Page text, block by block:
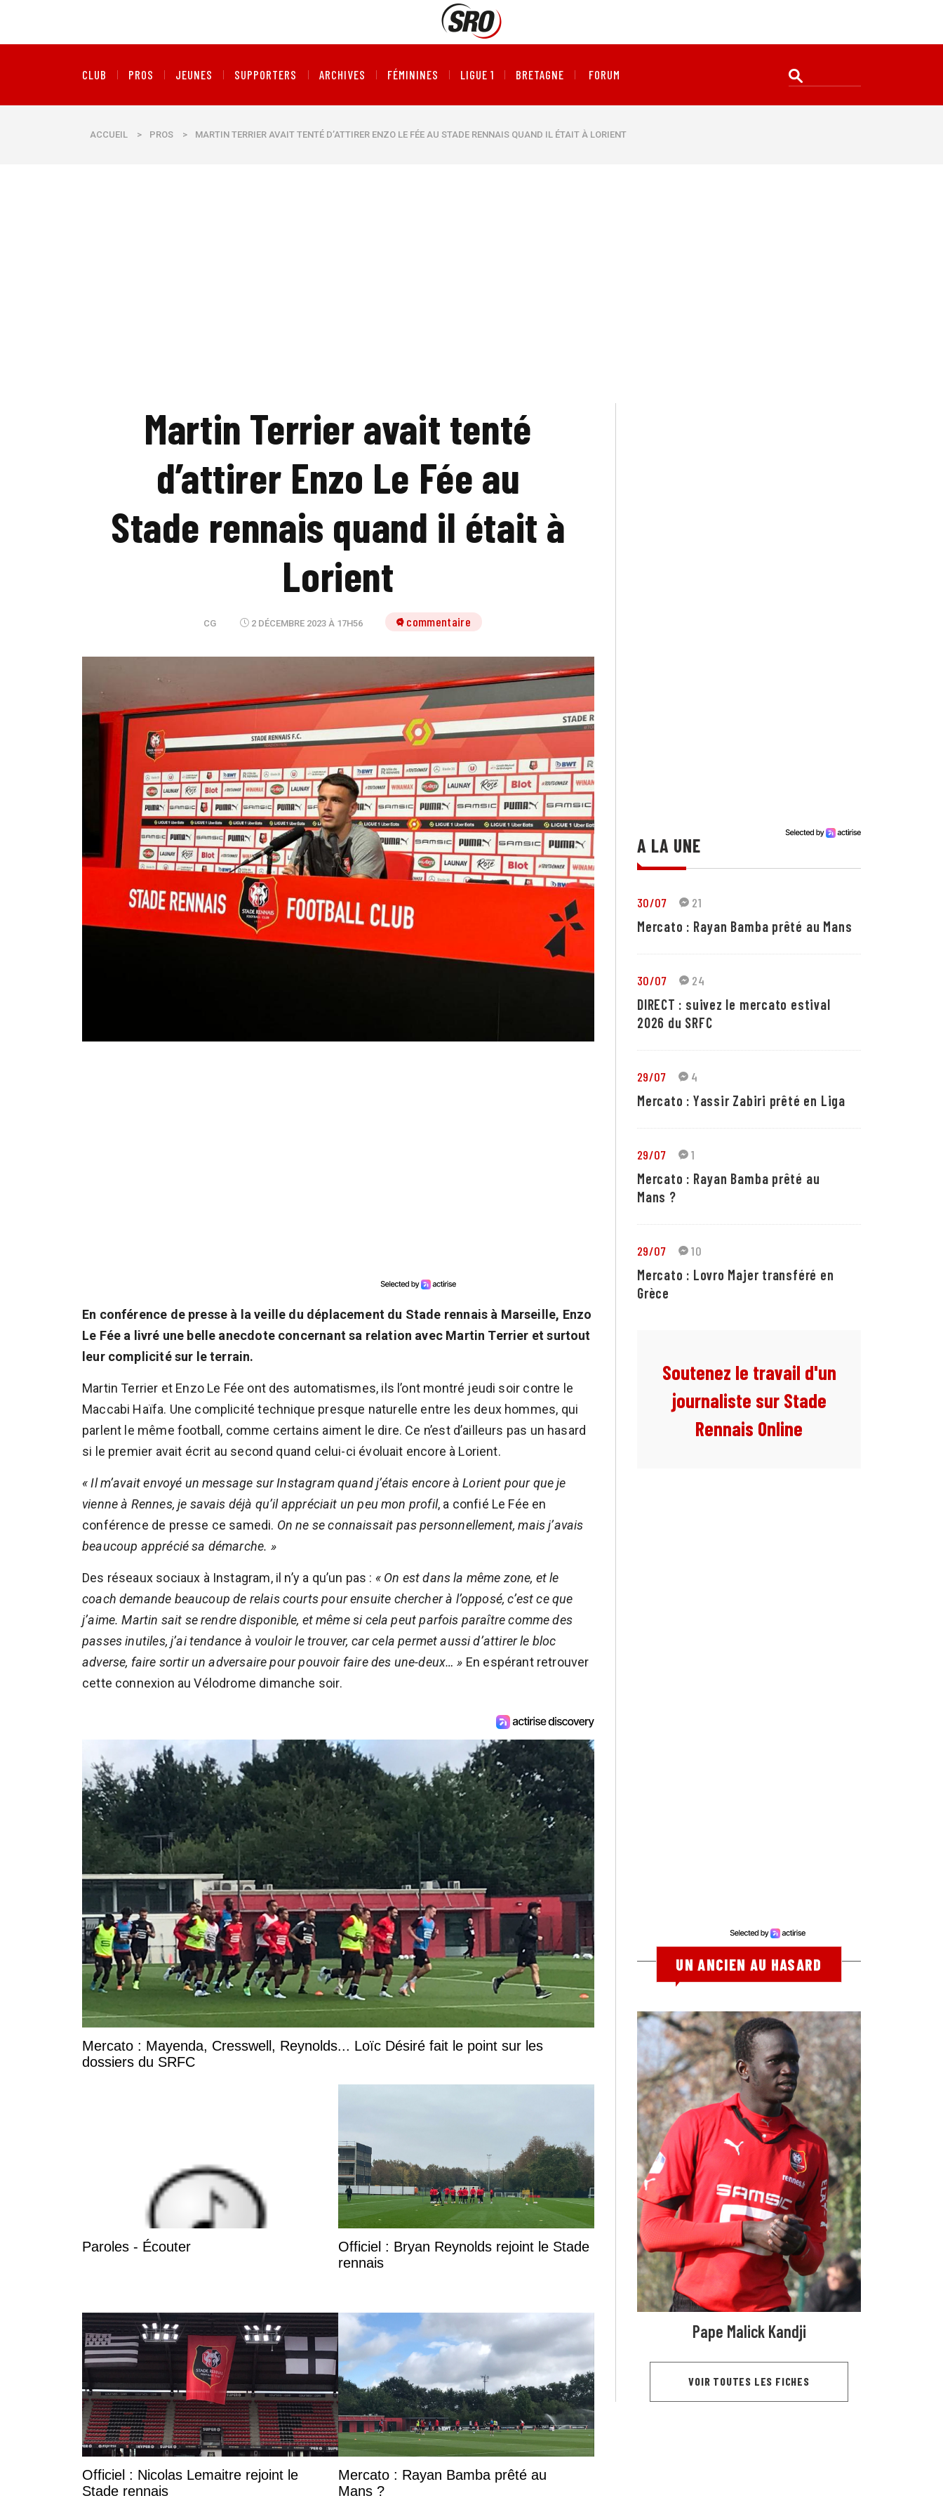
CLUB PROS JEUNES SUPPORTERS ARCHIVES FÉMININES LIGUE 1 BRETAGNE FORUM
ACCUEIL > PROS > MARTIN TERRIER AVAIT TENTÉ D’ATTIRER ENZO LE FÉE AU STADE RENNAIS QUAND IL ÉTAIT À LORIENT
Martin Terrier avait tenté
d’attirer Enzo Le Fée au
Stade rennais quand il était à
Lorient
CG 2 DÉCEMBRE 2023 À 17H56 1 commentaire
En conférence de presse à la veille du déplacement du Stade rennais à Marseille, Enzo
Le Fée a livré une belle anecdote concernant sa relation avec Martin Terrier et surtout
leur complicité sur le terrain.
Martin Terrier et Enzo Le Fée ont des automatismes, ils l’ont montré jeudi soir contre le
Maccabi Haïfa. Une complicité technique presque naturelle entre les deux hommes, qui
parlent le même football, comme certains aiment le dire. Ce n’est d’ailleurs pas un hasard
si le premier avait écrit au second quand celui-ci évoluait encore à Lorient.
« Il m’avait envoyé un message sur Instagram quand j’étais encore à Lorient pour que je
vienne à Rennes, je savais déjà qu’il appréciait un peu mon profil, a confié Le Fée en
conférence de presse ce samedi. On ne se connaissait pas personnellement, mais j’avais
beaucoup apprécié sa démarche. »
Des réseaux sociaux à Instagram, il n’y a qu’un pas : « On est dans la même zone, et le
coach demande beaucoup de relais courts pour ensuite chercher à l’opposé, c’est ce que
j’aime. Martin sait se rendre disponible, et même si cela peut parfois paraître comme des
passes inutiles, j’ai tendance à vouloir le trouver, car cela permet aussi d’attirer le bloc
adverse, faire sortir un adversaire pour pouvoir faire des une-deux… » En espérant retrouver
cette connexion au Vélodrome dimanche soir.
Mercato : Mayenda, Cresswell, Reynolds... Loïc Désiré fait le point sur les
dossiers du SRFC
Paroles - Écouter
Officiel : Bryan Reynolds rejoint le Stade
rennais
Officiel : Nicolas Lemaitre rejoint le
Stade rennais
Mercato : Rayan Bamba prêté au
Mans ?
A LA UNE
30/07 21
Mercato : Rayan Bamba prêté au Mans
30/07 24
DIRECT : suivez le mercato estival
2026 du SRFC
29/07 4
Mercato : Yassir Zabiri prêté en Liga
29/07 1
Mercato : Rayan Bamba prêté au
Mans ?
29/07 10
Mercato : Lovro Majer transféré en
Grèce
Soutenez le travail d'un
journaliste sur Stade
Rennais Online
UN ANCIEN AU HASARD
Pape Malick Kandji
VOIR TOUTES LES FICHES